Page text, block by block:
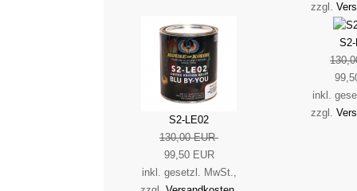
zzgl.
S2-LE02
130,00 EUR
99,50 EUR
inkl. gesetzl. MwSt.,
inkl.
zzgl.